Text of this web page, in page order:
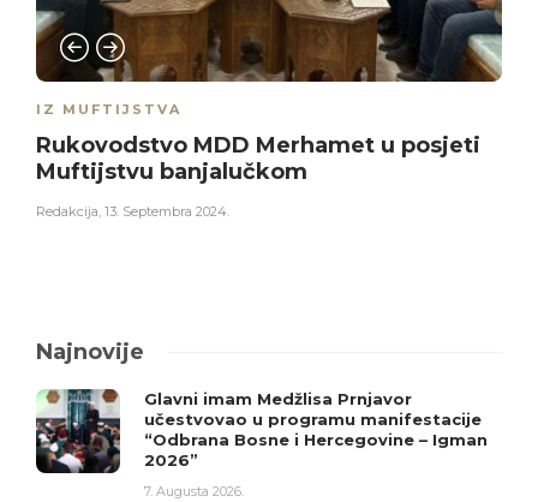
IZ MUFTIJSTVA
Rukovodstvo MDD Merhamet u posjeti
Muftijstvu banjalučkom
Redakcija, 13. Septembra 2024.
Najnovije
Glavni imam Medžlisa Prnjavor
učestvovao u programu manifestacije
“Odbrana Bosne i Hercegovine – Igman
2026”
7. Augusta 2026.